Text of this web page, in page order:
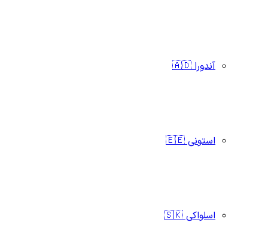
آندورا 🇦🇩
استونی 🇪🇪
اسلواکی 🇸🇰